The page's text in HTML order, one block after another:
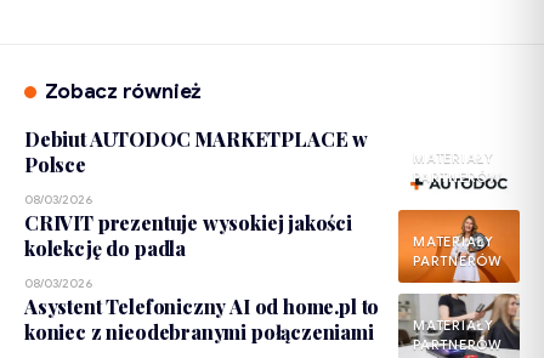
Zobacz również
MATERIAŁY
PARTNERÓW
Debiut AUTODOC MARKETPLACE w
Polsce
08/03/2026
MATERIAŁY
PARTNERÓW
CRIVIT prezentuje wysokiej jakości
kolekcję do padla
08/03/2026
MATERIAŁY
PARTNERÓW
Asystent Telefoniczny AI od home.pl to
koniec z nieodebranymi połączeniami